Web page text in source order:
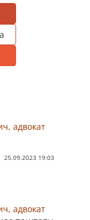
адвокат
25.09.2023 19:03
адвокат